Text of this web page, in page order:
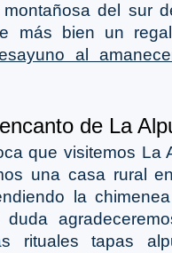
del sur
más bien un
al
de La
que visitemos La
una casa rural
la
rituales tapas